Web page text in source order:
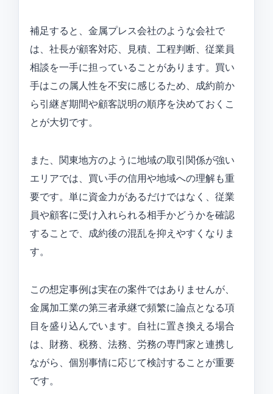
補足すると、金属プレス会社のような会社で
は、社長が顧客対応、見積、工程判断、従業員
相談を一手に担っていることがあります。買い
手はこの属人性を不安に感じるため、成約前か
ら引継ぎ期間や顧客説明の順序を決めておくこ
とが大切です。
また、関東地方のように地域の取引関係が強い
エリアでは、買い手の信用や地域への理解も重
要です。単に資金力があるだけではなく、従業
員や顧客に受け入れられる相手かどうかを確認
することで、成約後の混乱を抑えやすくなりま
す。
この想定事例は実在の案件ではありませんが、
金属加工業の第三者承継で頻繁に論点となる項
目を盛り込んでいます。自社に置き換える場合
は、財務、税務、法務、労務の専門家と連携し
ながら、個別事情に応じて検討することが重要
です。